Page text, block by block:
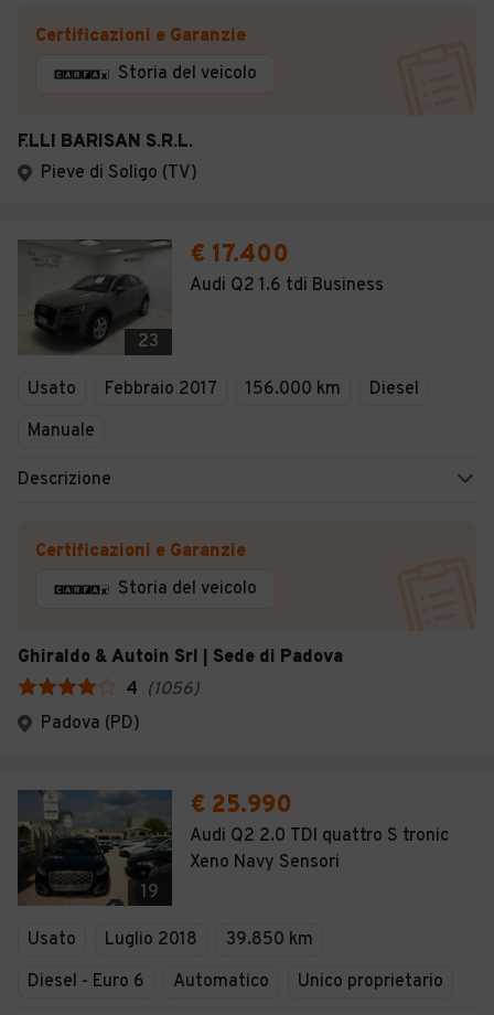
Certificazioni e Garanzie
Storia del veicolo
F.LLI BARISAN S.R.L.
Pieve di Soligo (TV)
23
€ 17.400
Audi Q2 1.6 tdi Business
Usato Febbraio 2017 156.000 km
Diesel
Manuale
Descrizione
Certificazioni e Garanzie
Storia del veicolo
Ghiraldo & Autoin Srl | Sede di Padova
4 (1056)
Padova (PD)
19
€ 25.990
Audi Q2 2.0 TDI quattro S tronic
Xeno Navy Sensori
Usato Luglio 2018
39.850 km
Diesel - Euro 6
Automatico Unico proprietario